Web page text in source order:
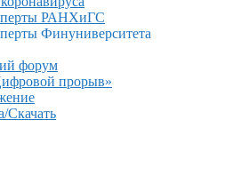
РАНХиГС
Финуниверситета
форум
прорыв»
Скачать